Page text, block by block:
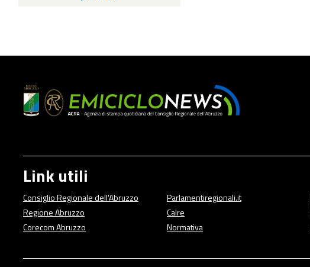
Link utili
Consiglio Regionale dell'Abruzzo
Regione Abruzzo
Corecom Abruzzo
Parlamentiregionali.it
Calre
Normativa